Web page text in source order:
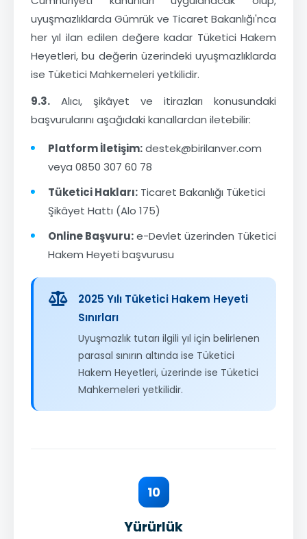
uyuşmazlıklarda Gümrük ve Ticaret Bakanlığı'nca
her yıl ilan edilen değere kadar Tüketici Hakem
Heyetleri, bu değerin üzerindeki uyuşmazlıklarda
ise Tüketici Mahkemeleri yetkilidir.
9.3. Alıcı, şikâyet ve itirazları konusundaki
başvurularını aşağıdaki kanallardan iletebilir:
Platform İletişim:destek@birilanver.com
veya 0850 307 60 78
Tüketici Hakları: Ticaret Bakanlığı Tüketici
Şikâyet Hattı (Alo 175)
Online Başvuru:e-Devlet üzerinden Tüketici
Hakem Heyeti başvurusu
2025 Yılı Tüketici Hakem Heyeti
Sınırları
Uyuşmazlık tutarı ilgili yıl için belirlenen
parasal sınırın altında ise Tüketici
Hakem Heyetleri, üzerinde ise Tüketici
Mahkemeleri yetkilidir.
10
Yürürlük